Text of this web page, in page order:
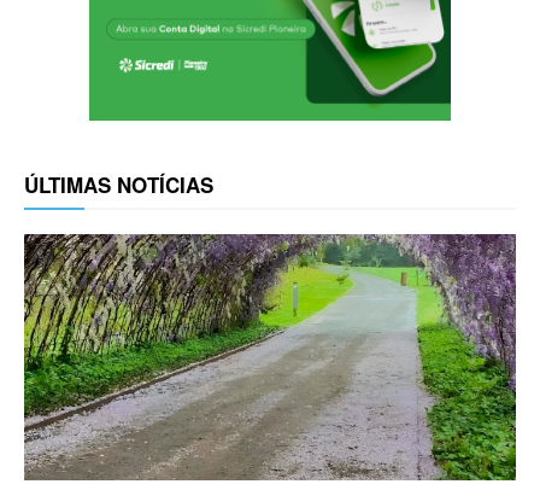
ÚLTIMAS NOTÍCIAS